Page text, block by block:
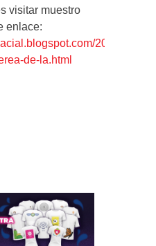
visitar muestro
enlace:
2014/07/el-
de-la.html